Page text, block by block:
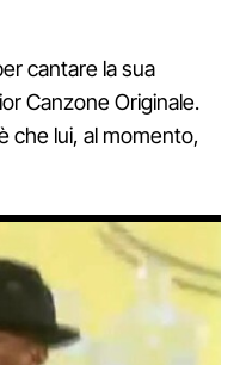
cantare la sua
Canzone Originale.
che lui, al momento,